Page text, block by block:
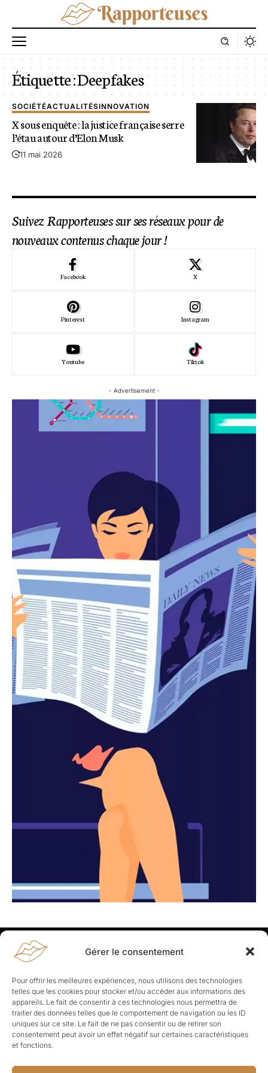
Gérer le consentement
Pour offrir les meilleures expériences, nous utilisons des technologies
telles que les cookies pour stocker et/ou accéder aux informations des
appareils. Le fait de consentir à ces technologies nous permettra de
traiter des données telles que le comportement de navigation ou les ID
uniques sur ce site. Le fait de ne pas consentir ou de retirer son
consentement peut avoir un effet négatif sur certaines caractéristiques
et fonctions.
Étiquette :Deepfakes
SOCIÉTÉACTUALITÉSINNOVATION
X sous enquête : la justice française serre
l’étau autour d’Elon Musk
11 mai 2026
Suivez Rapporteuses sur ses réseaux pour de
nouveaux contenus chaque jour !
Facebook X
Pinterest Instagram
Youtube Tiktok
- Advertisement -
Rapporteuses
À propos de Rapporteuses :Rapporteuses, c’est l’histoire de
Parisiennes, bien dans leurs baskets qui aiment rapporter ce qui leur
cause, leur apporte et leur rapporte !
Les Topics
Société Politique Business Culture
Sport
Lifestyle